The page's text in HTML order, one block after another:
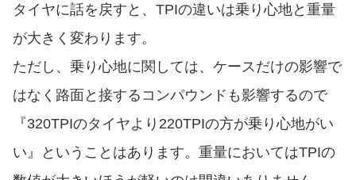
タイヤに話を戻すと、TPIの違いは乗り心地と重量
が大きく変わります。
ただし、乗り心地に関しては、ケースだけの影響で
はなく路面と接するコンパウンドも影響するので
『320TPIのタイヤより220TPIの方が乗り心地がい
い』ということはあります。重量においてはTPIの